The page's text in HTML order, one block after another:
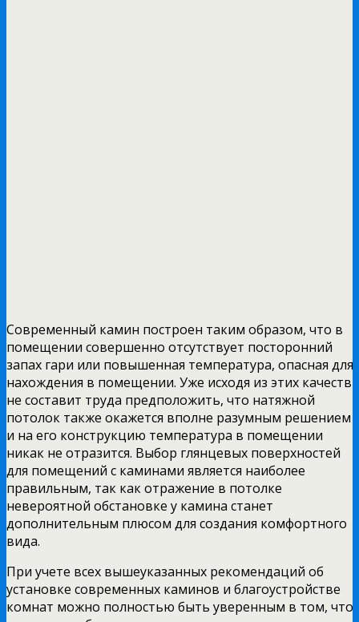
Современный камин построен таким образом, что в
помещении совершенно отсутствует посторонний
запах гари или повышенная температура, опасная для
нахождения в помещении. Уже исходя из этих качеств
не составит труда предположить, что натяжной
потолок также окажется вполне разумным решением
и на его конструкцию температура в помещении
никак не отразится. Выбор глянцевых поверхностей
для помещений с каминами является наиболее
правильным, так как отражение в потолке
невероятной обстановке у камина станет
дополнительным плюсом для создания комфортного
вида.
При учете всех вышеуказанных рекомендаций об
установке современных каминов и благоустройстве
комнат можно полностью быть уверенным в том, что